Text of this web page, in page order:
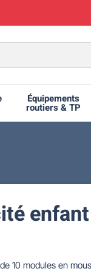
Équipements
routiers & TP
10 modules en